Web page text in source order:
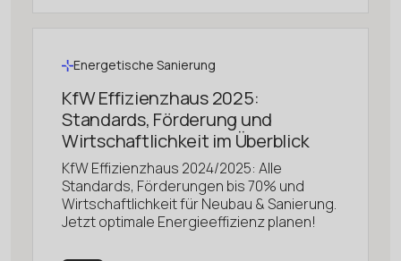
Energetische Sanierung
KfW Effizienzhaus 2025:
Standards, Förderung und
Wirtschaftlichkeit im Überblick
KfW Effizienzhaus 2024/2025: Alle
Standards, Förderungen bis 70% und
Wirtschaftlichkeit für Neubau & Sanierung.
Jetzt optimale Energieeffizienz planen!